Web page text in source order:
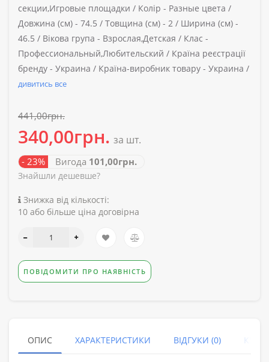
секции,Игровые площадки / Колір - Разные цвета /
Довжина (см) - 74.5 / Товщина (см) - 2 / Ширина (см) -
46.5 / Вікова група - Взрослая,Детская / Клас -
Профессиональный,Любительский / Країна реєстрації
бренду - Украина / Країна-виробник товару - Украина /
дивитись все
441,00грн.
340,00грн. за шт.
- 23% Вигода 101,00грн.
Знайшли дешевше?
Знижка від кількості:
10 або більше ціна договірна
ПОВІДОМИТИ ПРО НАЯВНІСТЬ
ОПИС ХАРАКТЕРИСТИКИ ВІДГУКИ (0)